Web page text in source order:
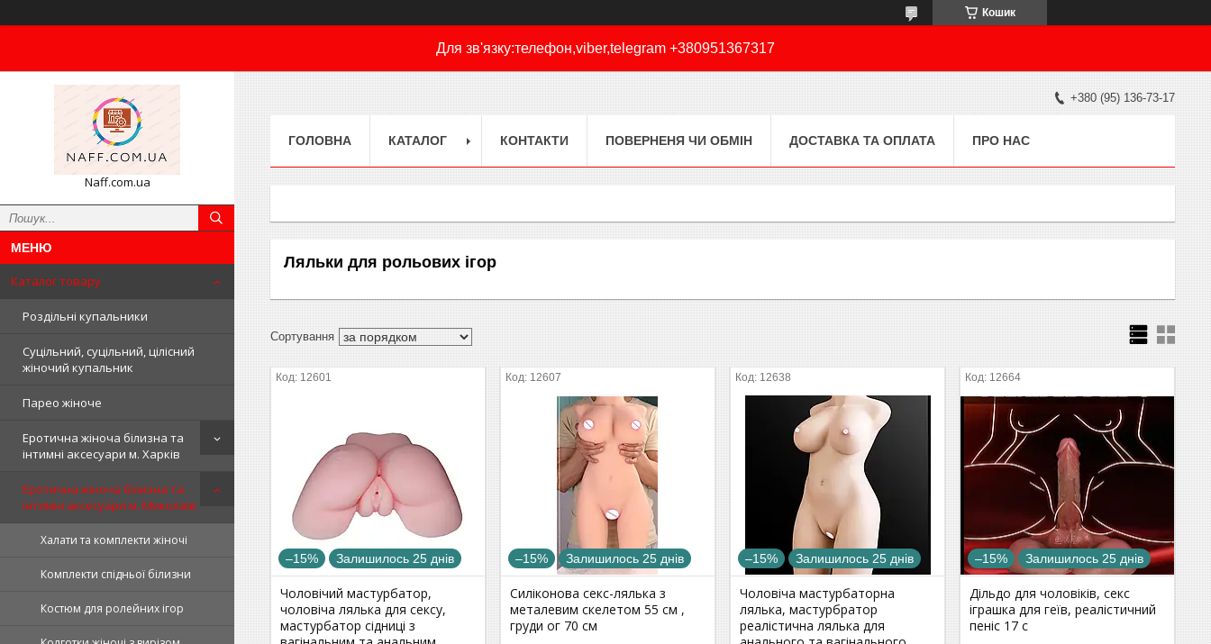
Кошик
Для зв'язку:телефон,viber,telegram +380951367317
Naff.com.ua
Каталог товару
Роздільні купальники
Суцільний, суцільний, цілісний
жіночий купальник
Парео жіноче
Еротична жіноча білизна та
інтимні аксесуари м. Харків
Еротична жіноча білизна та
інтимні аксесуари м. Миколаїв
Халати та комплекти жіночі
Комплекти спідньої білизни
Костюм для ролейних ігор
+380 (95) 136-73-17
ГОЛОВНА КАТАЛОГ КОНТАКТИ ПОВЕРНЕНЯ ЧИ ОБМІН ДОСТАВКА ТА ОПЛАТА ПРО НАС
Ляльки для рольових ігор
12601
–15% Залишилось 25 днів
Чоловічий мастурбатор,
чоловіча лялька для сексу,
мастурбатор сідниці з
12607
–15% Залишилось 25 днів
Силіконова секс-лялька з
металевим скелетом 55 см ,
груди ог 70 см
12638
–15% Залишилось 25 днів
Чоловіча мастурбаторна
лялька, мастурбратор
реалістична лялька для
12664
–15% Залишилось 25 днів
Дільдо для чоловіків, секс
іграшка для геїв, реалістичний
пеніс 17 с